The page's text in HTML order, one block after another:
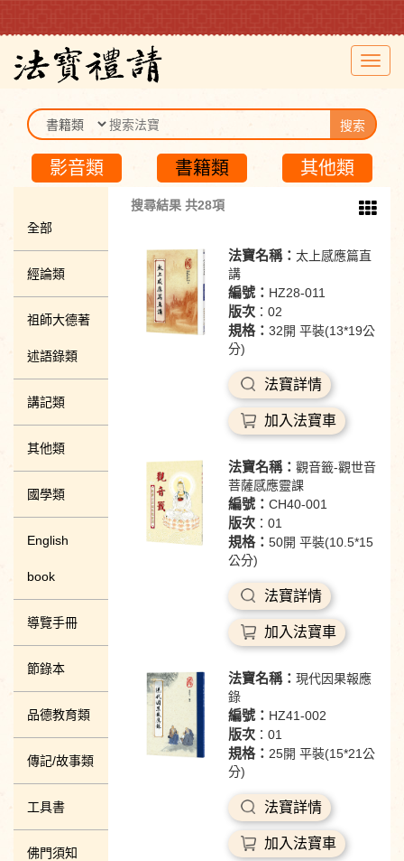
搜索
影音類 書籍類 其他類
全部
經論類
祖師大德著
述語錄類
講記類
其他類
國學類
English
book
導覽手冊
節錄本
品德教育類
傳記/故事類
工具書
佛門須知
搜尋結果 共28項
法寶名稱： 太上感應篇直
講
編號： HZ28-011
版次：02
規格： 32開 平裝(13*19公
分)
法寶詳情
加入法寶車
法寶名稱： 觀音籤-觀世音
菩薩感應靈課
編號： CH40-001
版次：01
規格： 50開 平裝(10.5*15
公分)
法寶詳情
加入法寶車
法寶名稱： 現代因果報應
錄
編號： HZ41-002
版次：01
規格： 25開 平裝(15*21公
分)
法寶詳情
加入法寶車